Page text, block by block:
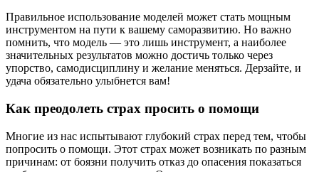
Правильное использование моделей может стать мощным
инструментом на пути к вашему саморазвитию. Но важно
помнить, что модель — это лишь инструмент, а наиболее
значительных результатов можно достичь только через
упорство, самодисциплину и желание меняться. Дерзайте, и
удача обязательно улыбнется вам!
Как преодолеть страх просить о помощи
Многие из нас испытывают глубокий страх перед тем, чтобы
попросить о помощи. Этот страх может возникать по разным
причинам: от боязни получить отказ до опасения показаться